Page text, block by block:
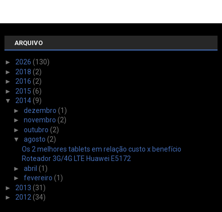
ARQUIVO
► 2026 (130)
► 2018 (2)
► 2016 (2)
► 2015 (6)
▼ 2014(9)
► dezembro (1)
► novembro (2)
► outubro (2)
▼ agosto (2)
Os 2 melhores tablets em relação custo x benefício
Roteador 3G/4G LTE Huawei E5172
► abril (1)
► fevereiro (1)
► 2013 (31)
► 2012 (34)